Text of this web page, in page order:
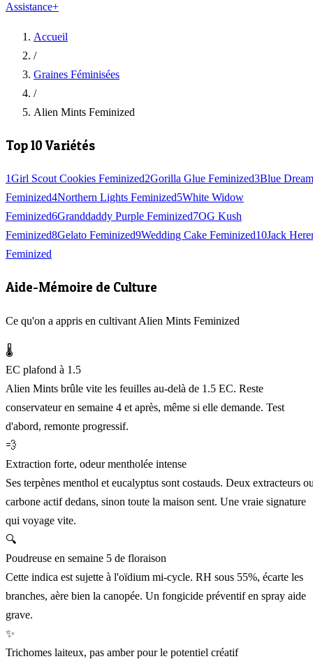
Assistance+
Accueil
/
Graines Féminisées
/
Alien Mints Feminized
Top 10 Variétés
1Girl Scout Cookies Feminized2Gorilla Glue Feminized3Blue Dream
Feminized4Northern Lights Feminized5White Widow
Feminized6Granddaddy Purple Feminized7OG Kush
Feminized8Gelato Feminized9Wedding Cake Feminized10Jack
Feminized
Aide-Mémoire de Culture
Ce qu'on a appris en cultivant Alien Mints Feminized
🌡️
EC plafond à 1.5
Alien Mints brûle vite les feuilles au-delà de 1.5 EC. Reste
conservateur en semaine 4 et après, même si elle demande. Test
d'abord, remonte progressif.
💨
Extraction forte, odeur mentholée intense
Ses terpènes menthol et eucalyptus sont costauds. Deux extracteurs
carbone actif dedans, sinon toute la maison sent. Une vraie signature
qui voyage vite.
🔍
Poudreuse en semaine 5 de floraison
Cette indica est sujette à l'oïdium mi-cycle. RH sous 55%, écarte les
branches, aère bien la canopée. Un fongicide préventif en spray aide
grave.
✨
Trichomes laiteux, pas amber pour le potentiel créatif